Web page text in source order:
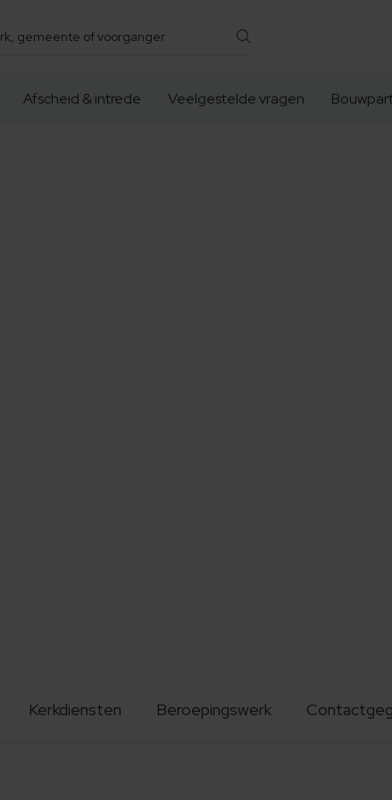
Afscheid & intrede Veelgestelde vragen
Kerkdiensten Beroepingswerk